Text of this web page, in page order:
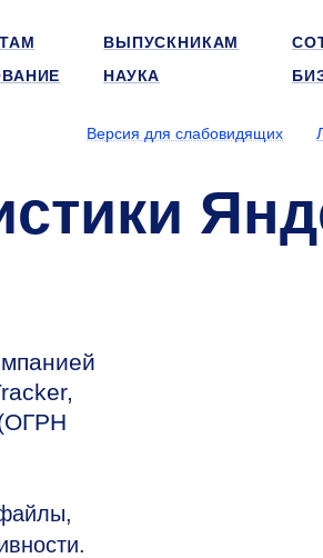
ВЫПУСКНИКАМ
НАУКА
Версия для слабовидящих